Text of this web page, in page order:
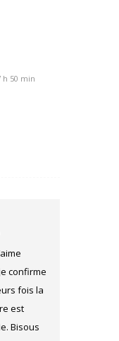
h 50 min
confirme
fois la
est
Bisous